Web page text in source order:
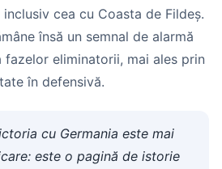
cea cu Coasta de Fildeș.
însă un semnal de alarmă
fazelor eliminatorii, mai ales prin
în defensivă.
cu Germania este mai
este o pagină de istorie